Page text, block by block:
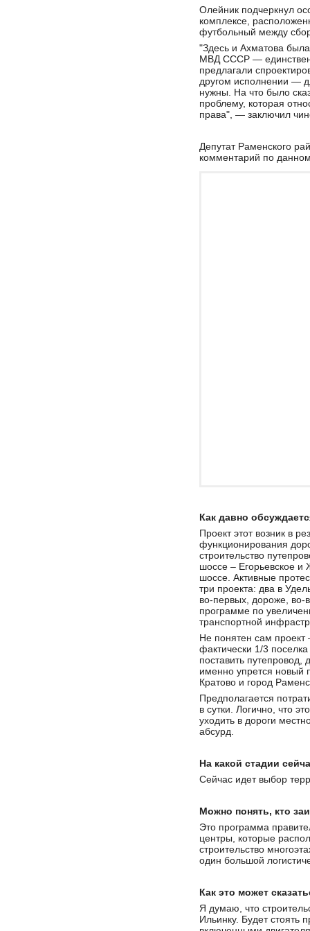
Олейник подчеркнул
комплексе,
футбольный между
"Здесь и Ахматова
МВД СССР —
предлагали
другом исполнении —
нужны. На что было
проблему, которая
права", — заключил
Депутат Раменского
комментарий по
Как давно
Проект этот возник в
функционирования
строительство
шоссе – Егорьевское и
шоссе. Активные
три проекта: два в
во-первых, дороже, во-
программе по
транспортной
Не понятен сам проект
фактически 1/3
поставить путепровод,
именно упрется новый
Кратово и город
Предполагается
в сутки. Логично, что
уходить в дороги
абсурд.
На какой стадии
Сейчас идет выбор
Можно понять, кто
Это программа
центры, которые
строительство
один большой
Как это может
Я думаю, что
Ильинку. Будет стоять